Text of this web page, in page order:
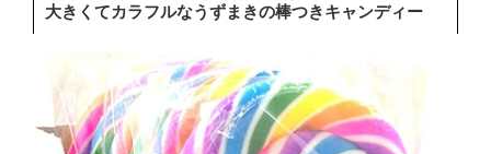
大きくてカラフルなうずまきの棒つきキャンディー